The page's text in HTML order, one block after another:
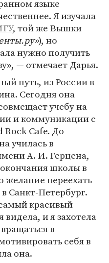
языке
Я изучала
, той же Вышки
), но
нужно получить
— отмечает Дарья.
путь, из России в
Сегодня она
учебу на
и коммуникации с
Rock Cafe. До
училась в
А. И. Герцена,
школы в
желание переехать
Санкт-Петербург.
красивый
видела, и я захотела
в
себя в
она.